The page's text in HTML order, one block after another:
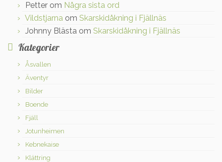
Petter om Några sista ord
Vildstjarna om Skarskidåkning i Fjällnäs
Johnny Blästa om Skarskidåkning i Fjällnäs
Kategorier
Åsvallen
Äventyr
Bilder
Boende
Fjäll
Jotunheimen
Kebnekaise
Klättring